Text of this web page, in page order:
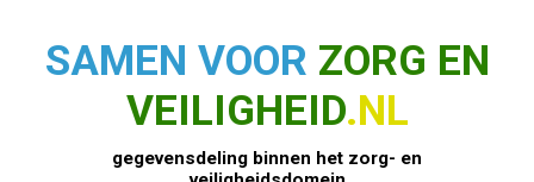
SAMEN VOOR ZORG EN
VEILIGHEID.NL
gegevensdeling binnen het zorg- en